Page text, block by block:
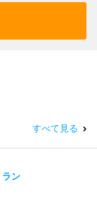
すべて見る
ン